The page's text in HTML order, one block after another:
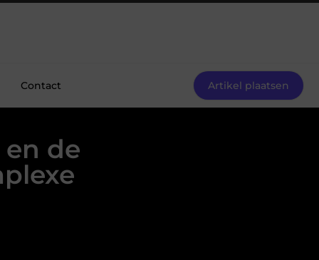
Contact Artikel plaatsen
de